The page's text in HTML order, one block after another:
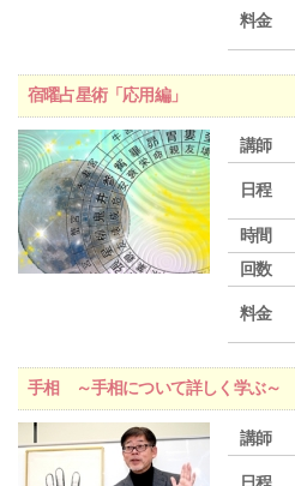
料金
宿曜占星術「応用編」
講師
日程
時間
回数
料金
手相 ～手相について詳しく学ぶ～
講師